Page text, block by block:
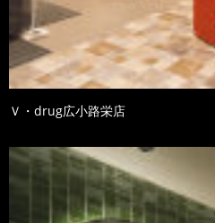
Ｖ・drug広小路栄店